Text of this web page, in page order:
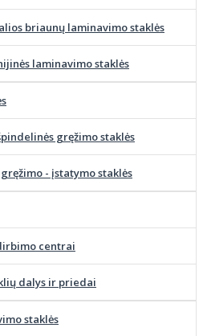
briaunų laminavimo staklės
laminavimo staklės
gręžimo staklės
- įstatymo staklės
centrai
dalys ir priedai
staklės